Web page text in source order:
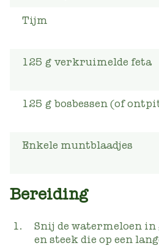
Tijm
125 g verkruimelde feta
125 g bosbessen (of
Enkele muntblaadjes
Bereiding
Snij de watermeloen
en steek die op een